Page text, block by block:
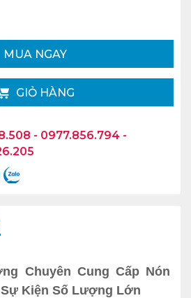
MUA NGAY
GIỎ HÀNG
- 0977.856.794 -
Chuyên Cung Cấp Nón
Kiện Số Lượng Lớn